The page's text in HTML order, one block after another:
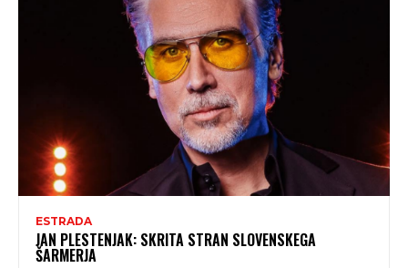
ESTRADA
JAN PLESTENJAK: SKRITA STRAN SLOVENSKEGA
ŠARMERJA